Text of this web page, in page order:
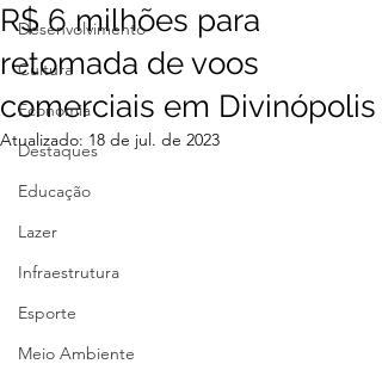
Desenvolvimento
Cultura
Economia
Destaques
Educação
Lazer
Infraestrutura
Esporte
Meio Ambiente
R$ 6 milhões para
retomada de voos
comerciais em Divinópolis
Atualizado: 18 de jul. de 2023